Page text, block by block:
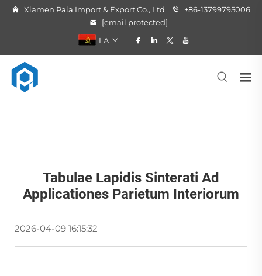
Xiamen Paia Import & Export Co., Ltd
+86-13799795006
[email protected]
LA
Tabulae Lapidis Sinterati Ad
Applicationes Parietum Interiorum
2026-04-09 16:15:32